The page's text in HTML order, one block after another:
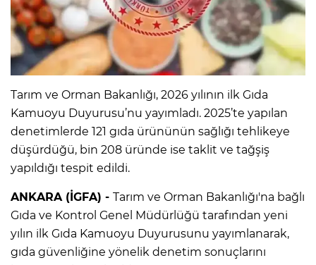
Tarım ve Orman Bakanlığı, 2026 yılının ilk Gıda
Kamuoyu Duyurusu’nu yayımladı. 2025’te yapılan
denetimlerde 121 gıda ürününün sağlığı tehlikeye
düşürdüğü, bin 208 üründe ise taklit ve tağşiş
yapıldığı tespit edildi.
ANKARA (İGFA) - Tarım ve Orman Bakanlığı'na bağlı
Gıda ve Kontrol Genel Müdürlüğü tarafından yeni
yılın ilk Gıda Kamuoyu Duyurusunu yayımlanarak,
gıda güvenliğine yönelik denetim sonuçlarını